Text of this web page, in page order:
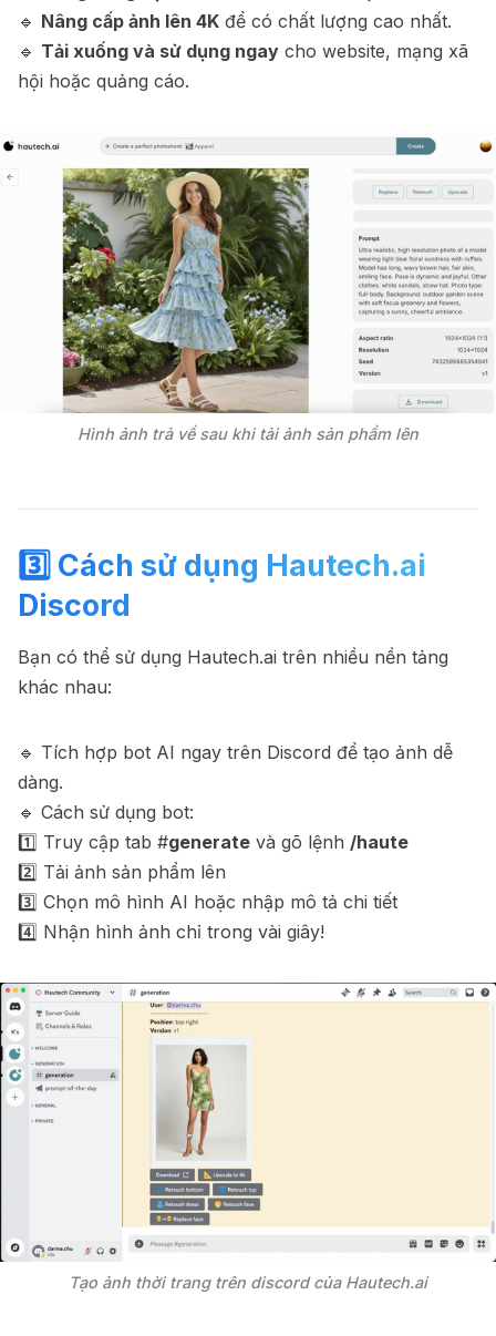
🔹 Nâng cấp ảnh lên 4K để có chất lượng cao nhất.
🔹 Tải xuống và sử dụng ngay cho website, mạng xã
hội hoặc quảng cáo.
Hình ảnh trả về sau khi tải ảnh sản phẩm lên
3️⃣ Cách sử dụng Hautech.ai
Discord
Bạn có thể sử dụng Hautech.ai trên nhiều nền tảng
khác nhau:
🔹 Tích hợp bot AI ngay trên Discord để tạo ảnh dễ
dàng.
🔹 Cách sử dụng bot:
1️⃣ Truy cập tab #generate và gõ lệnh /haute
2️⃣ Tải ảnh sản phẩm lên
3️⃣ Chọn mô hình AI hoặc nhập mô tả chi tiết
4️⃣ Nhận hình ảnh chỉ trong vài giây!
Tạo ảnh thời trang trên discord của Hautech.ai